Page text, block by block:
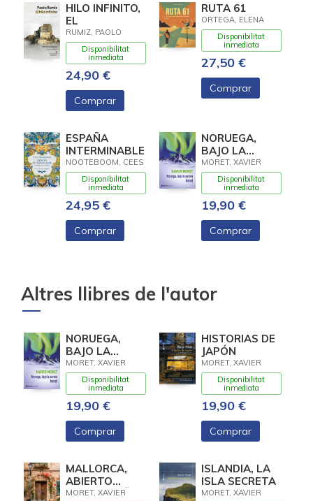
HILO INFINITO,
EL
RUMIZ, PAOLO
Disponibilitat
inmediata
24,90 €
Comprar
RUTA 61
ORTEGA, ELENA
Disponibilitat
inmediata
27,50 €
Comprar
ESPAÑA
INTERMINABLE
NOOTEBOOM, CEES
Disponibilitat
inmediata
24,95 €
Comprar
NORUEGA,
BAJO LA
AURORA
BOREAL
MORET, XAVIER
Disponibilitat
inmediata
19,90 €
Comprar
Altres llibres de l'autor
NORUEGA,
BAJO LA
AURORA
BOREAL
MORET, XAVIER
Disponibilitat
inmediata
19,90 €
Comprar
HISTORIAS DE
JAPÓN
MORET, XAVIER
Disponibilitat
inmediata
19,90 €
Comprar
MALLORCA,
ABIERTO
TODO EL AÑO
MORET, XAVIER
ISLANDIA, LA
ISLA SECRETA
MORET, XAVIER